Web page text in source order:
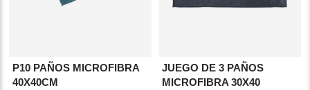
P10 PAÑOS MICROFIBRA
40X40CM
JUEGO DE 3 PAÑOS
MICROFIBRA 30X40